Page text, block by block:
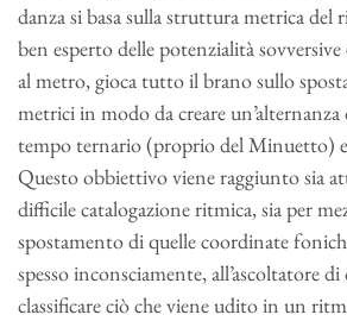
danza si basa sulla struttura metrica del
ben esperto delle potenzialità
al metro, gioca tutto il brano sullo
metrici in modo da creare
tempo ternario (proprio del Minuetto)
Questo obbiettivo viene raggiunto sia
difficile catalogazione ritmica, sia per
spostamento di quelle coordinate
spesso inconsciamente, all’ascoltatore
classificare ciò che viene udito in un